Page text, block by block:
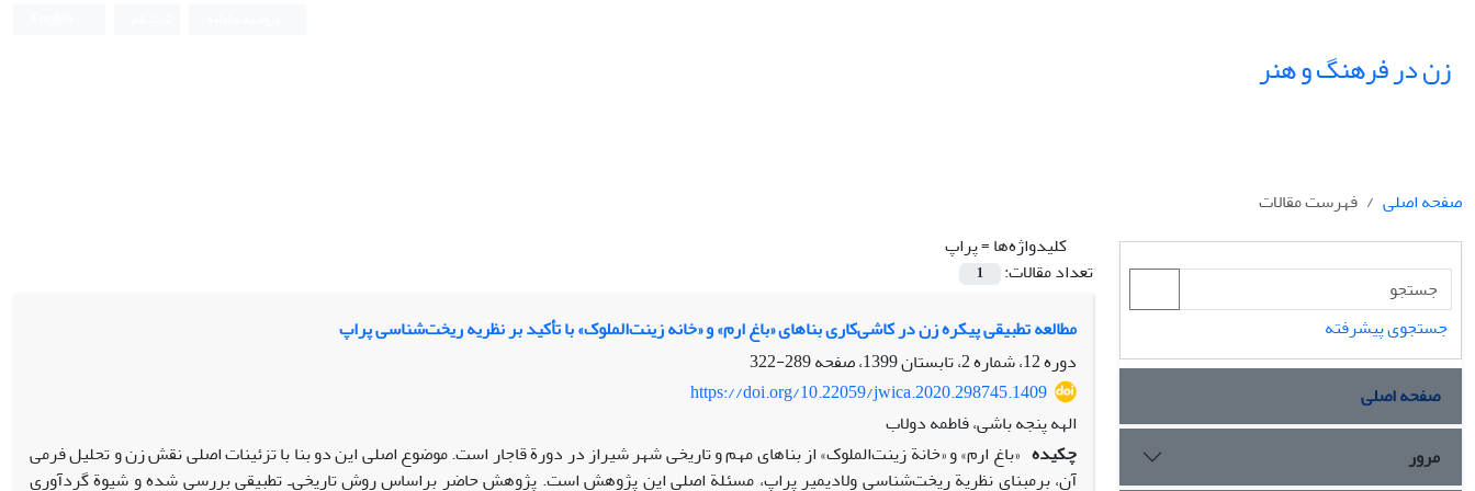
زن در فرهنگ و هنر
صفحه اصلی
فهرست مقالات
کلیدواژه‌ها =پراپ
تعداد مقالات:
1
مطالعه تطبیقی پیکره زن در کاشی‌کاری بناهای «باغ ارم» و «خانه زینت‌الملوک» با تأکید بر نظریه ریخت‌شناسی پراپ
دوره 12، شماره 2، تابستان 1399، صفحه
289-322
https://doi.org/10.22059/jwica.2020.298745.1409
الهه پنجه باشی، فاطمه دولاب
چکیده «باغ ارم» و «خانة زینت‌الملوک» از بناهای مهم و تاریخی شهر شیراز در دورة قاجار است. موضوع اصلی این دو بنا با تزئینات اصلی نقش زن و تحلیل فرمی
آن، بر‌مبنای نظریة ریخت‌شناسی ولادیمیر پراپ، مسئلة اصلی این پژوهش است. پژوهش حاضر براساس روش تاریخی‌ـ تطبیقی بررسی شده و شیوة گردآوری
جستجوی پیشرفته
صفحه اصلی
مرور